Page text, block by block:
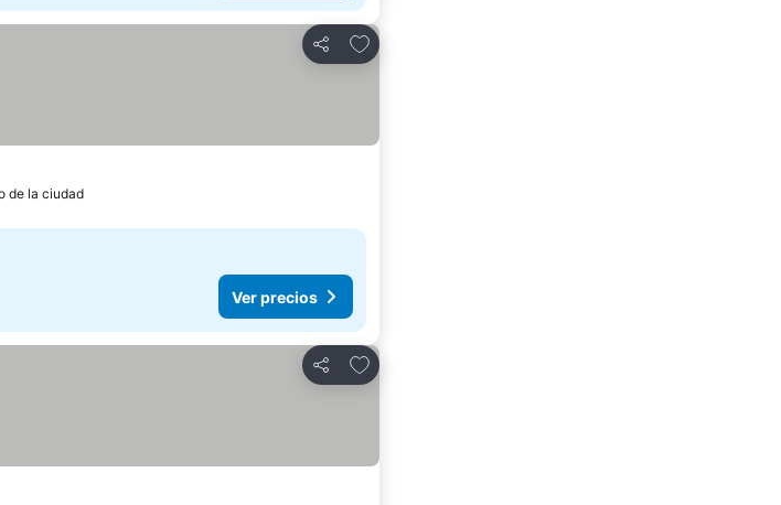
Compartir
Agregar a favoritos
de la ciudad
Ver precios
Compartir
Agregar a favoritos